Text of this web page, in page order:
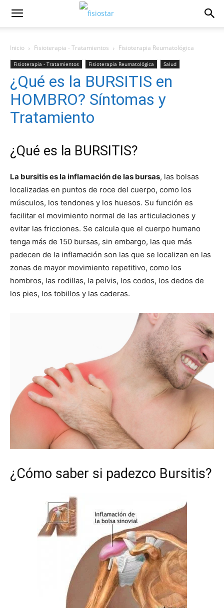
Inicio Fisioterapia - Tratamientos Fisioterapia Reumatológica
Fisioterapia - Tratamientos Fisioterapia Reumatológica
Salud
Videos de Salud
¿Qué es la BURSITIS en
HOMBRO? Síntomas y
Tratamiento
¿Qué es la BURSITIS?
La bursitis es la inflamación de las bursas, las bolsas
localizadas en puntos de roce del cuerpo, como los
músculos, los tendones y los huesos. Su función es
facilitar el movimiento normal de las articulaciones y
evitar las fricciones. Se calcula que el cuerpo humano
tenga más de 150 bursas, sin embargo, las que más
padecen de la inflamación son las que se localizan en las
zonas de mayor movimiento repetitivo, como los
hombros, las rodillas, la pelvis, los codos, los dedos de
los pies, los tobillos y las caderas.
¿Cómo saber si padezco Bursitis?